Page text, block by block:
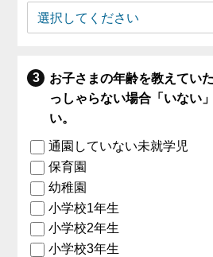
お子さまの年齢を教えてい
っしゃらない場合「いない
い。
通園していない未就学児
保育園
幼稚園
小学校1年生
小学校2年生
小学校3年生